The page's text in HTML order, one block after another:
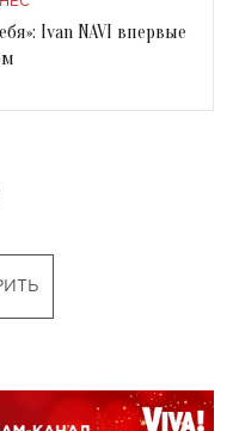
Ivan NAVI впервые